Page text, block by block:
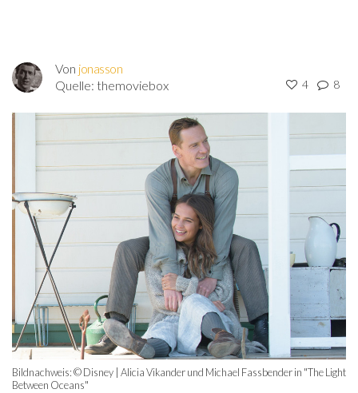
Von jonasson
Quelle: themoviebox 4 8
Bildnachweis: © Disney | Alicia Vikander und Michael Fassbender in "The Light
Between Oceans"